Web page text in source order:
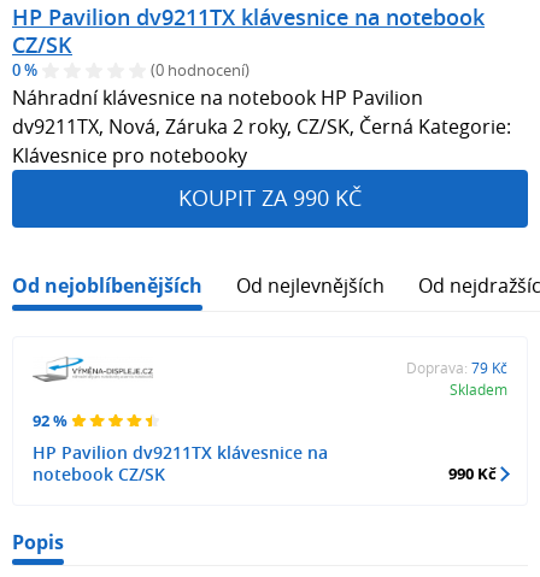
HP Pavilion dv9211TX klávesnice na notebook
CZ/SK
0 % (0 hodnocení)
Náhradní klávesnice na notebook HP Pavilion
dv9211TX, Nová, Záruka 2 roky, CZ/SK, Černá Kategorie:
Klávesnice pro notebooky
KOUPIT ZA 990 KČ
Od nejoblíbenějších Od nejlevnějších Od
92 %
HP Pavilion dv9211TX klávesnice na
notebook CZ/SK
Doprava: 79 Kč
Skladem
990 Kč
Popis